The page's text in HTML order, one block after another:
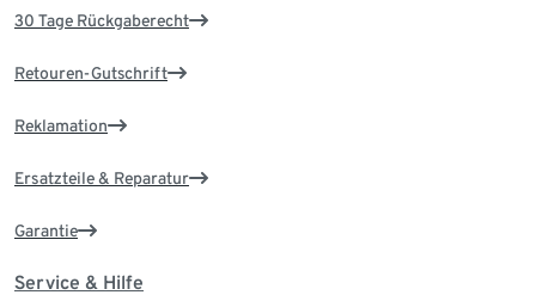
30 Tage Rückgaberecht
Retouren-Gutschrift
Reklamation
Ersatzteile & Reparatur
Garantie
Service & Hilfe